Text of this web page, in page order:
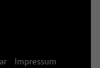
Impressum